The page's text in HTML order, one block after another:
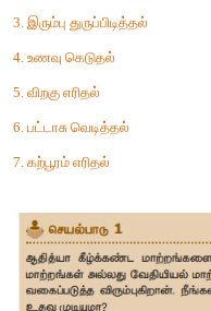
செயல்பாடு 1
ஆதித்யா கீழ்க்கண்ட
மாற்றங்கள் என வகைப்படுத்த
1. பனிக்கட்டி உருகுதல்
2. பழங்கள் பழுத்தல்
3. இரும்பு துருப்பிடித்தல்
4. உணவு கெடுதல்